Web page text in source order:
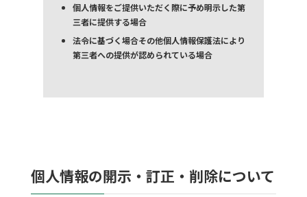
個人情報をご提供いただく際に予め明示した第
三者に提供する場合
法令に基づく場合その他個人情報保護法により
第三者への提供が認められている場合
個人情報の開示・訂正・削除について